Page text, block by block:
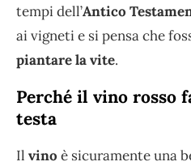
tempi dell’Antico
ai vigneti e si pensa che
piantare la vite.
Perché il vino rosso
testa
Il vino è sicuramente una